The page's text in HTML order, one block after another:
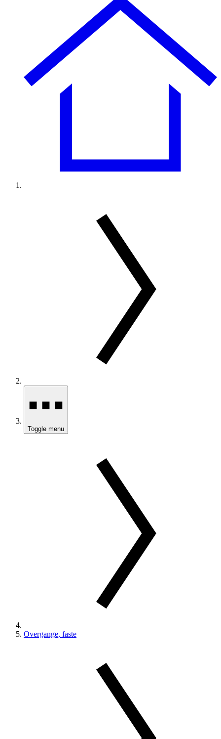
Toggle menu
Overgange, faste